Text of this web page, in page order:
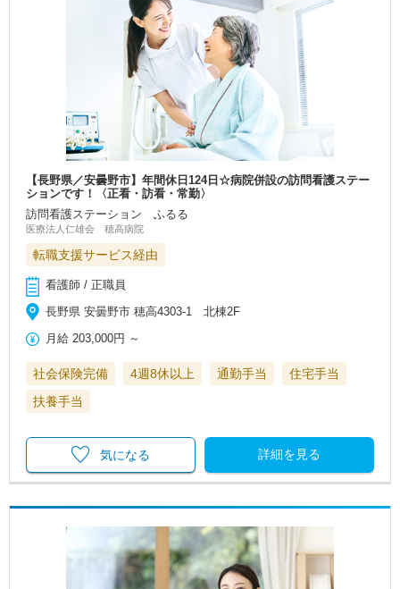
【長野県／安曇野市】年間休日124日☆病院併設の訪問看護ステー
ションです！〈正看・訪看・常勤〉
訪問看護ステーション ふるる
医療法人仁雄会 穂高病院
転職支援サービス経由
看護師 / 正職員
長野県 安曇野市 穂高4303-1 北棟2F
月給 203,000円 ～
社会保険完備 4週8休以上 通勤手当
住宅手当
扶養手当
詳細を見る
気になる